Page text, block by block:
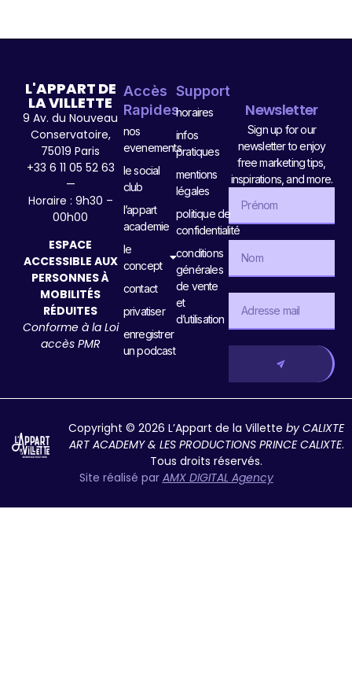
L'APPART DE
LA VILLETTE
9 Av. du Nouveau
Conservatoire,
75019 Paris
+33 6 11 05 52 63
—
Horaire : 9h30 –
00h00
ESPACE
ACCESSIBLE AUX
PERSONNES À
MOBILITÉS
RÉDUITES
Conforme à la Loi
accès PMR
Accès
Rapides
nos
evenements
le social
club
l’appart
academie
le
concept
contact
privatiser
enregistrer
un podcast
Support
horaires
infos
pratiques
mentions
légales
politique de
confidentialité
conditions
générales
de vente
et
d’utilisation
Newsletter
Sign up for our
newsletter to enjoy
free marketing tips,
inspirations, and more.
Copyright © 2026 L’Appart de la Villetteby CALIXTE
ART ACADEMY & LES PRODUCTIONS PRINCE CALIXTE.
Tous droits réservés.
Site réalisé par AMX DIGITAL Agency